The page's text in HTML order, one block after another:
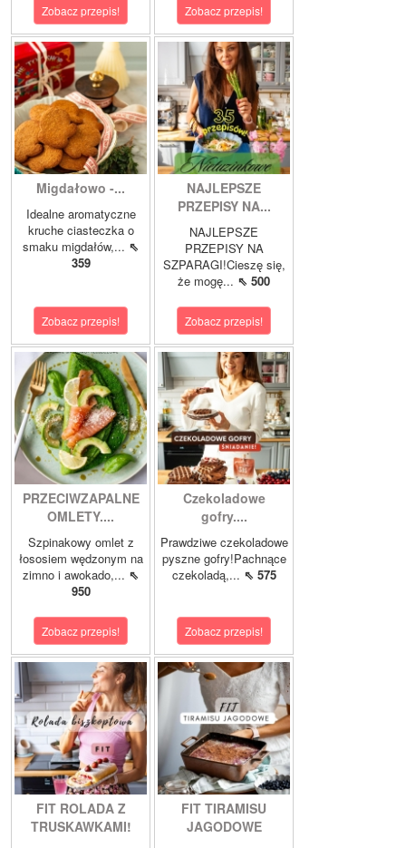
Zobacz przepis! Zobacz przepis!
Migdałowo -...
Idealne aromatyczne
kruche ciasteczka o
smaku migdałów,... ⇖
359
Zobacz przepis!
NAJLEPSZE
PRZEPISY NA...
NAJLEPSZE
PRZEPISY NA
SZPARAGI!Cieszę się,
że mogę... ⇖ 500
Zobacz przepis!
PRZECIWZAPALNE
OMLETY....
Szpinakowy omlet z
łososiem wędzonym na
zimno i awokado,... ⇖
950
Zobacz przepis!
Czekoladowe
gofry....
Prawdziwe czekoladowe
pyszne gofry!Pachnące
czekoladą,... ⇖ 575
Zobacz przepis!
FIT ROLADA Z
TRUSKAWKAMI!
FIT TIRAMISU
JAGODOWE